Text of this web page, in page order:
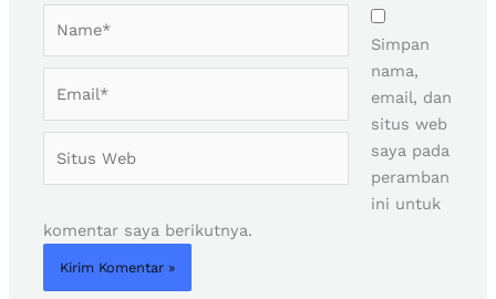
Web
Simpan
nama,
email, dan
situs web
saya pada
peramban
ini untuk
komentar saya berikutnya.